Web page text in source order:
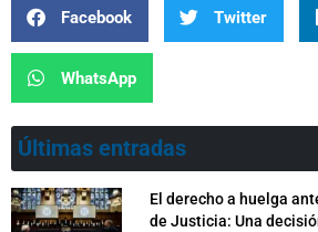
Facebook Twitter
WhatsApp
Últimas entradas
El derecho a huelga
de Justicia: Una